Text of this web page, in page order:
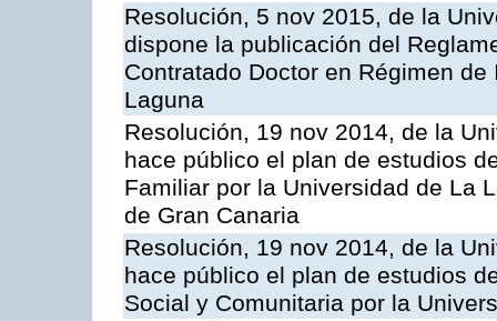
Resolución, 5 nov 2015, de la
dispone la publicación del
Contratado Doctor en Régimen
Laguna
Resolución, 19 nov 2014, de la
hace público el plan de estudios
Familiar por la Universidad de La
de Gran Canaria
Resolución, 19 nov 2014, de la
hace público el plan de estudios
Social y Comunitaria por la